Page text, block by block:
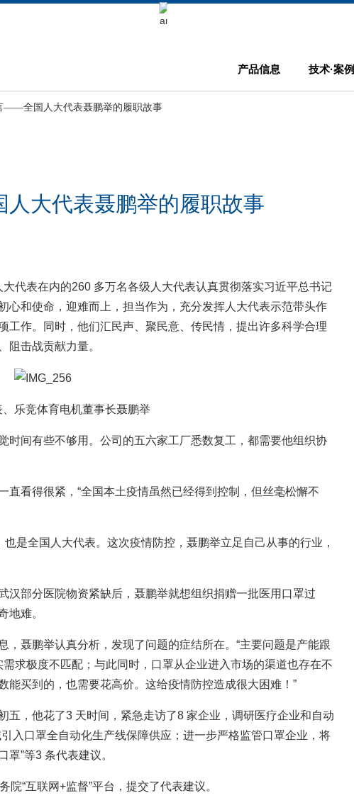
Keli Motor Group Search
产品信息 技术·案例
——全国人大代表聂鹏举的履职故事
大代表聂鹏举的履职故事
表在内的260 多万名各级人大代表认真贯彻落实习近平总书记
心和使命，迎难而上，担当作为，充分发挥人大代表示范带头作
工作。同时，他们汇民声、聚民意、传民情，提出许多科学合理
阻击战贡献力量。
乐竞体育电机董事长聂鹏举
间有些不够用。公司的五六家工厂悉数复工，都需要他组织协
看得很紧，“全国本土疫情虽然已经得到控制，但丝毫松懈不
全国人大代表。这次疫情防控，聂鹏举立足自己从事的行业，
部分医院物资紧缺后，聂鹏举就想组织捐赠一批医用口罩过
地难。
聂鹏举认真分析，发现了问题的症结所在。“主要问题是产能跟
求极度不匹配；与此同时，口罩从企业进入市场的渠道也存在不
买到的，也需要花高价。这给疫情防控造成很大困难！”
，他花了3 天时间，紧急走访了8 家企业，调研医疗企业和自动
入口罩全自动化生产线保障供应；进一步严格监管口罩企业，将
”等3 条代表建议。
“互联网+监督”平台，提交了代表建议。